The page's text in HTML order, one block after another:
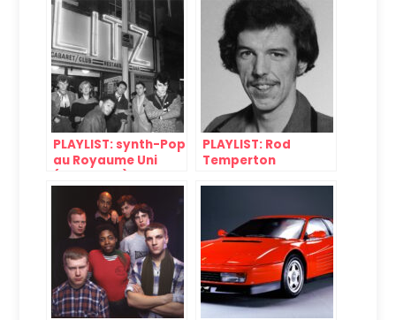
PLAYLIST: synth-Pop
au Royaume Uni
(1980-1984)
PLAYLIST: Rod
Temperton